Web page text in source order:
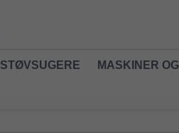
STØVSUGERE MASKINER